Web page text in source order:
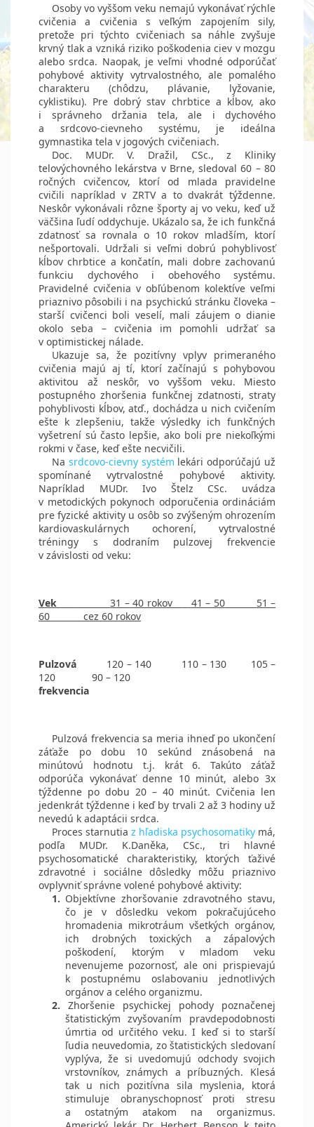
Osoby vo vyššom veku nemajú vykonávať rýchle
cvičenia a cvičenia s veľ­kým zapojením sily,
pretože pri týchto cvičeniach sa náhle zvyšuje
krvný tlak a vzniká riziko poškodenia ciev v mozgu
alebo srdca. Naopak, je veľmi vhodné odporúčať
pohybové aktivity vytrvalostného, ale pomalého
charakteru (chôdzu, plávanie, lyžovanie,
cyklistiku). Pre dobrý stav chrbtice a kĺbov, ako
i správneho držania tela, ale i dychového
a srdcovo-ciev­neho systému, je ideálna
gymnastika tela v jogových cvičeniach.
Doc. MUDr. V. Dražil, CSc., z Kliniky
telovýchovného lekárstva v Brne, sledoval 60 – 80
ročných cvičencov, ktorí od mlada pravidelne
cvičili napríklad v ZRTV a to dvakrát týždenne.
Neskôr vykonávali rôzne športy aj vo veku, keď už
väčšina ľudí oddychuje. Ukázalo sa, že ich funkčná
zdatnosť sa rovnala o 10 rokov mladším, ktorí
nešportovali. Udržali si veľmi dobrú pohyblivosť
kĺbov chrbtice a končatín, mali dobre zachovanú
funkciu dychového i obehového systému.
Pravidelné cvičenia v obľúbenom kolektíve veľmi
priaznivo pôsobili i na psychickú stránku človeka –
starší cvičenci boli veselí, mali záujem o dianie
okolo seba – cvičenia im pomohli udržať sa
v optimistickej nálade.
Ukazuje sa, že pozitívny vplyv primeraného
cvičenia majú aj tí, ktorí začínajú s pohybovou
aktivitou až neskôr, vo vyššom veku. Miesto
postupného zhoršenia funkčnej zdatnosti, straty
pohyblivosti kĺbov, atď., dochádza u nich cvičením
ešte k zlepšeniu, takže výsledky ich funkčných
vyšetrení sú často lepšie, ako boli pre niekoľkými
rokmi v čase, keď ešte necvičili.
Na srdcovo-cievny systém lekári odporúčajú už
spomínané vytrvalostné pohybové aktivity.
Napríklad MUDr. Ivo Štelz CSc. uvádza
v metodických pokynoch odporučenia ordináciám
pre fyzické aktivity u osôb so zvýšeným ohrozením
kardiovaskulárnych ochorení, vytrvalostné
tréningy s dodraním pulzovej frekvencie
v závislosti od veku:
Vek 31 – 40 rokov 41 – 50
51 –
60
cez 60 rokov
Pulzová 120 – 140 110 – 130
105 –
120
90 – 120
frekvencia
Pulzová frekvencia sa meria ihneď po ukončení
záťaže po dobu 10 sekúnd znásobená na
minútovú hodnotu t.j. krát 6. Takúto záťaž
odporúča vykonávať denne 10 minút, alebo 3x
týždenne po dobu 20 – 40 minút. Cvičenia len
jedenkrát týždenne i keď by trvali 2 až 3 hodiny už
nevedú k adaptácii srdca.
Proces starnutia z hľadiska psychosomatiky má,
podľa MUDr. K.Daněka, CSc., tri hlavné
psychosomatické charakteristiky, ktorých ťaživé
zdravotné i sociálne dôsledky môžu priaznivo
ovplyvniť správne volené pohybové aktivity:
1. Objektívne zhoršovanie zdravotného stavu,
čo je v dôsledku vekom pokračujúceho
hromadenia mikrotráum všetkých orgánov,
ich drobných toxických a zápalových
poškodení, ktorým v mladom veku
nevenujeme pozornosť, ale oni prispievajú
k postupnému oslabovaniu jednotlivých
orgánov a celého organizmu.
2. Zhoršenie psychickej pohody poznačenej
štatistickým zvyšovaním pravdepodobnosti
úmrtia od určitého veku. I keď si to starší
ľudia neuvedomia, zo štatistických sledovaní
vyplýva, že si uvedomujú odchody svojich
vrstovníkov, známych a príbuzných. Klesá
tak u nich pozitívna sila myslenia, ktorá
stimuluje obranyschopnosť proti stresu
a ostatným atakom na organizmus.